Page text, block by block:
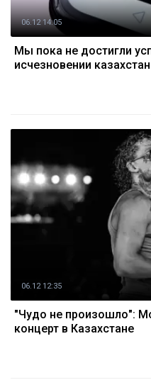
06.12 14:05
Мы пока не достигли
исчезновении
06.12 12:35
"Чудо не произошло":
концерт в Казахстане